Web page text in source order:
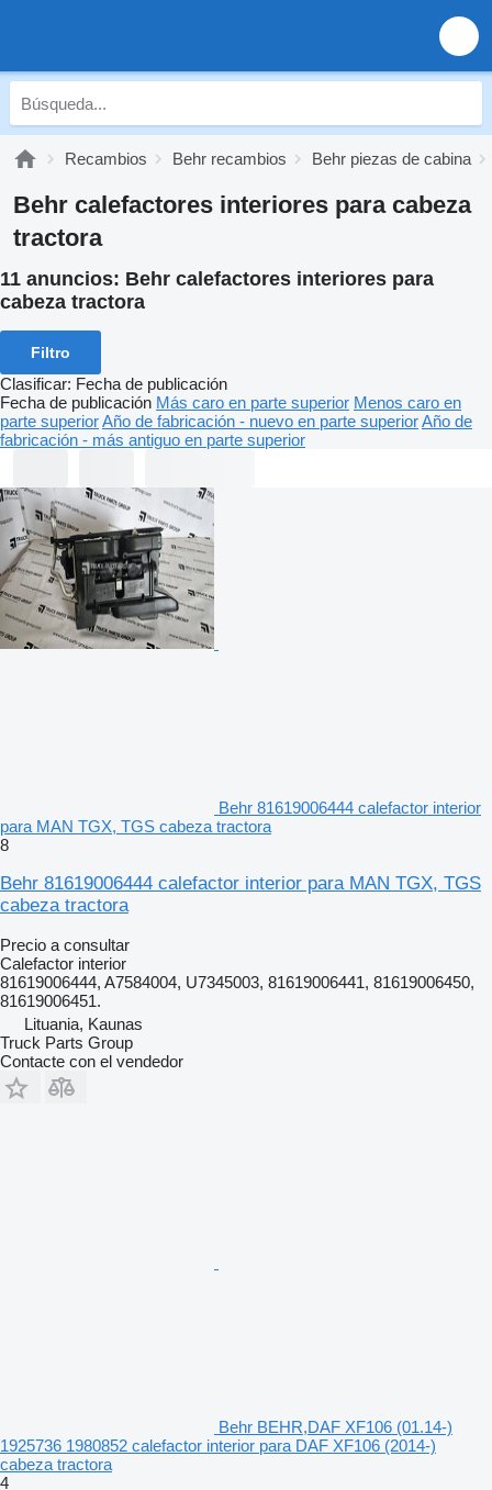
Recambios Behr recambios Behr piezas de cabina
Behr calefactores interiores para cabeza
tractora
11 anuncios: Behr calefactores interiores para
cabeza tractora
Filtro
Clasificar: Fecha de publicación
Fecha de publicación Más caro en parte superior Menos caro en
parte superiorAño de fabricación - nuevo en parte superiorAño de
fabricación - más antiguo en parte superior
Behr 81619006444 calefactor interior
para MAN TGX, TGS cabeza tractora
8
Behr 81619006444 calefactor interior para MAN TGX, TGS
cabeza tractora
Precio a consultar
Calefactor interior
81619006444, A7584004, U7345003, 81619006441, 81619006450,
81619006451.
Lituania, Kaunas
Truck Parts Group
Contacte con el vendedor
Behr BEHR,DAF XF106 (01.14-)
1925736 1980852 calefactor interior para DAF XF106 (2014-)
cabeza tractora
4